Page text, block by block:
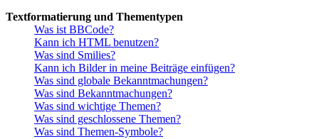
Textformatierung und Thementypen
Was ist BBCode?
Kann ich HTML benutzen?
Was sind Smilies?
Kann ich Bilder in meine Beiträge einfügen?
Was sind globale Bekanntmachungen?
Was sind Bekanntmachungen?
Was sind wichtige Themen?
Was sind geschlossene Themen?
Was sind Themen-Symbole?